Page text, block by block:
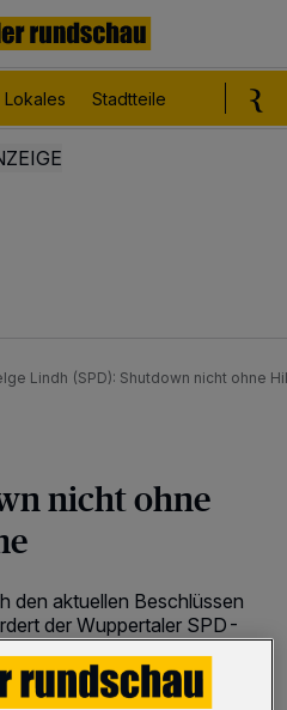
Lokales Stadtteile
Lindh (SPD): Shutdown nicht ohne
nicht ohne
den aktuellen Beschlüssen
der Wuppertaler SPD-
betroffene Wirtschafts-
in der